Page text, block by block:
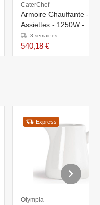
CaterChef
Armoire Chauffante -
Assiettes - 1250W -
75x45x(H)85
3 semaines
540,18 €
Express
Olympia